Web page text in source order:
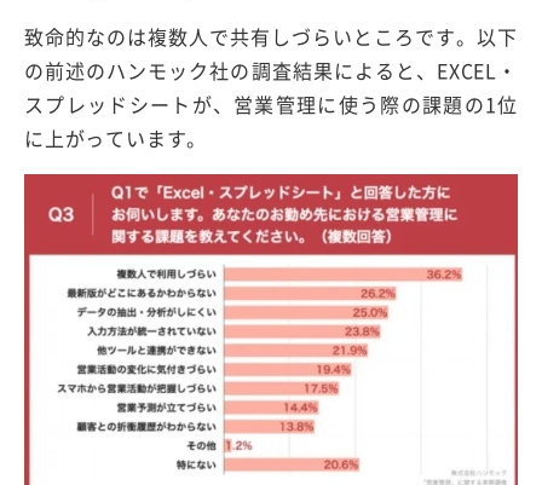
致命的なのは複数人で共有しづらいところです。以下
の前述のハンモック社の調査結果によると、EXCEL・
スプレッドシートが、営業管理に使う際の課題の1位
に上がっています。